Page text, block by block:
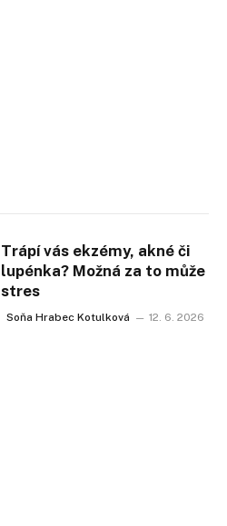
Trápí vás ekzémy, akné či
lupénka? Možná za to může
stres
Soňa Hrabec Kotulková 12. 6. 2026